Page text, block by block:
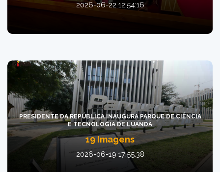
2026-06-22 12:54:16
PRESIDENTE DA REPÚBLICA INAUGURA PARQUE DE CIÊNCIA
E TECNOLOGIA DE LUANDA
19 Imagens
2026-06-19 17:55:38